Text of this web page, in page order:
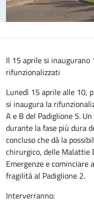
Il 15 aprile si
rifunzionalizzati
Lunedì 15 aprile alle 10,
si inaugura la
A e B del Padiglione 5.
durante la fase più dura
concluso che dà la
chirurgico, delle Malattie
Emergenze e cominciare
fragilità al Padiglione 2.
Interverranno: